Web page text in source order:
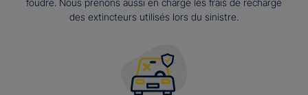
foudre. Nous prenons aussi en charge les frais de recharge
des extincteurs utilisés lors du sinistre.